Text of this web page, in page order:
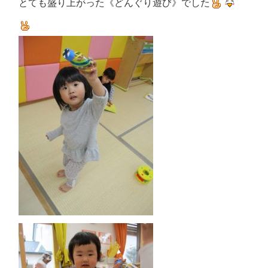
とても盛り上がった《どんぐり遊び》でした